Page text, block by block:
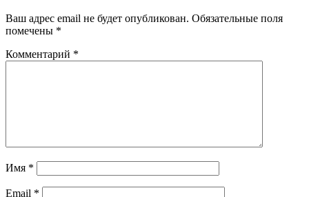
Ваш адрес email не будет опубликован. Обязательные поля
помечены *
Комментарий *
Имя *
Email *